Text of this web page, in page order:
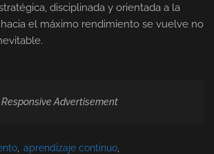
disciplinada y orientada a la
el máximo rendimiento se vuelve no
Responsive Advertisement
aprendizaje continuo